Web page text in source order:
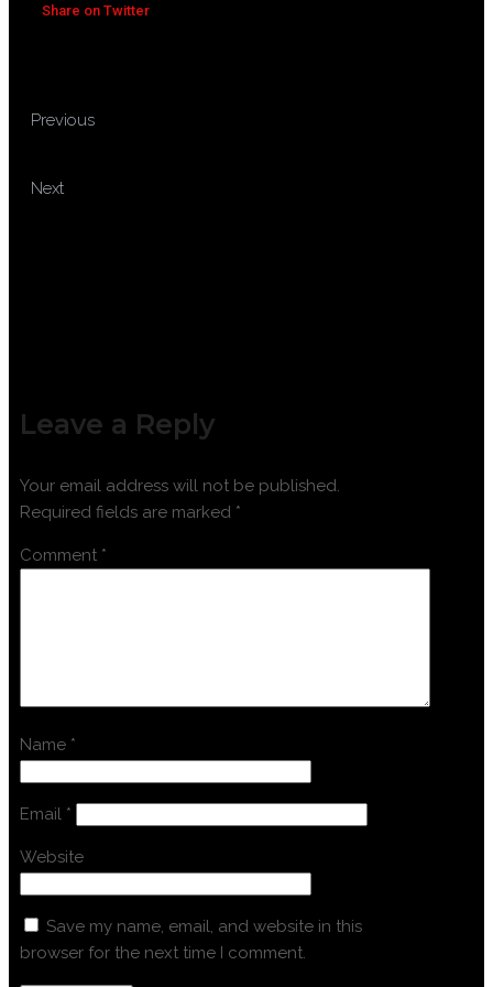
Share on Twitter
Previous
Next
Leave a Reply
Your email address will not be published.
Required fields are marked *
Comment *
Name *
Email *
Website
Save my name, email, and website in this
browser for the next time I comment.